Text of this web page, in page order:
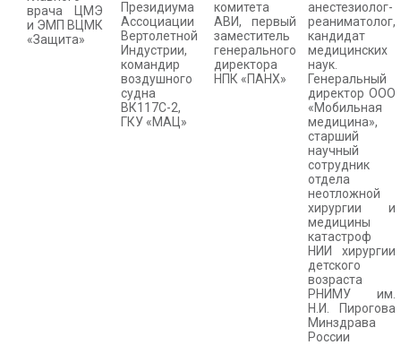
врача ЦМЭ
и ЭМП ВЦМК
«Защита»
Президиума
Ассоциации
Вертолетной
Индустрии,
командир
воздушного
судна
ВК117С-2,
ГКУ «МАЦ»
комитета
АВИ, первый
заместитель
генерального
директора
НПК «ПАНХ»
анестезиолог-
реаниматолог,
кандидат
медицинских
наук.
Генеральный
директор ООО
«Мобильная
медицина»,
старший
научный
сотрудник
отдела
неотложной
хирургии и
медицины
катастроф
НИИ хирургии
детского
возраста
РНИМУ им.
Н.И. Пирогова
Минздрава
России